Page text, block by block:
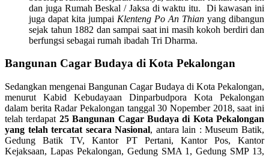
dan juga Rumah Beskal / Jaksa di waktu itu. Di kawasan ini
juga dapat kita jumpai Klenteng Po An Thian yang dibangun
sejak tahun 1882 dan sampai saat ini masih kokoh berdiri dan
berfungsi sebagai rumah ibadah Tri Dharma.
Bangunan Cagar Budaya di Kota Pekalongan
Sedangkan mengenai Bangunan Cagar Budaya di Kota Pekalongan,
menurut Kabid Kebudayaan Dinparbudpora Kota Pekalongan
dalam berita Radar Pekalongan tanggal 30 Nopember 2018, saat ini
telah terdapat 25 Bangunan Cagar Budaya di Kota Pekalongan
yang telah tercatat secara Nasional, antara lain : Museum Batik,
Gedung Batik TV, Kantor PT Pertani, Kantor Pos, Kantor
Kejaksaan, Lapas Pekalongan, Gedung SMA 1, Gedung SMP 13,